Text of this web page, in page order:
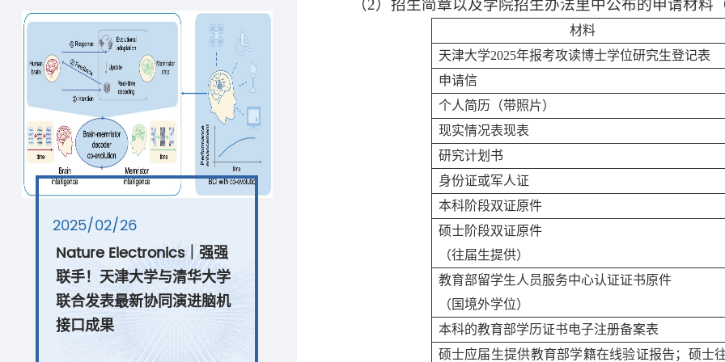
（2）招生简章以及学院招生办法里中公布的申请材料
材料
天津大学2025年报考攻读博士学位研究生登记表
申请信
个人简历（带照片）
现实情况表现表
研究计划书
身份证或军人证
本科阶段双证原件
硕士阶段双证原件
（往届生提供）
教育部留学生人员服务中心认证证书原件
（国境外学位）
本科的教育部学历证书电子注册备案表
硕士应届生提供教育部学籍在线验证报告；硕士
2025/02/26
Nature Electronics｜强强
联手！天津大学与清华大学
联合发表最新协同演进脑机
接口成果